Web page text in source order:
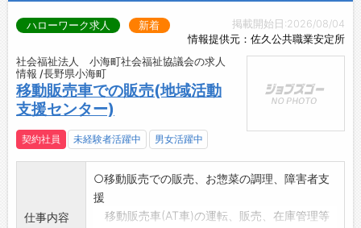
掲載開始日:2026/08/04
情報提供元：佐久公共職業安定所
ハローワーク求人 新着
社会福祉法人 小海町社会福祉協議会の求人
情報 /長野県小海町
移動販売車での販売(地域活動
支援センター)
契約社員 未経験者活躍中 男女活躍中
仕事内容
○移動販売での販売、お惣菜の調理、障害者支
援
移動販売車(AT車)の運転、販売、在庫管理等